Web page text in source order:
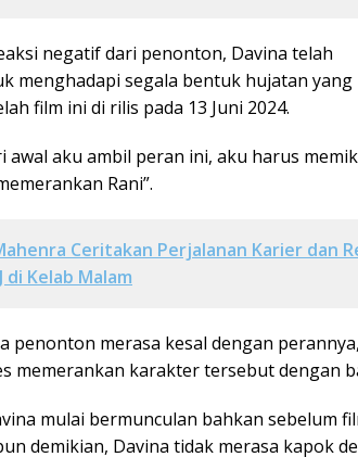
negatif dari penonton, Davina telah
menghadapi segala bentuk hujatan yang
film ini di rilis pada 13 Juni 2024.
awal aku ambil peran ini, aku harus
Rani”.
Ceritakan Perjalanan Karier dan
Kelab Malam
penonton merasa kesal dengan perannya,
memerankan karakter tersebut dengan
mulai bermunculan bahkan sebelum
demikian, Davina tidak merasa kapok